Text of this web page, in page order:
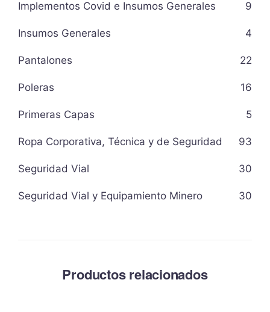
Implementos Covid e Insumos Generales 9
Insumos Generales 4
Pantalones 22
Poleras 16
Primeras Capas 5
Ropa Corporativa, Técnica y de Seguridad 93
Seguridad Vial 30
Seguridad Vial y Equipamiento Minero 30
Productos relacionados